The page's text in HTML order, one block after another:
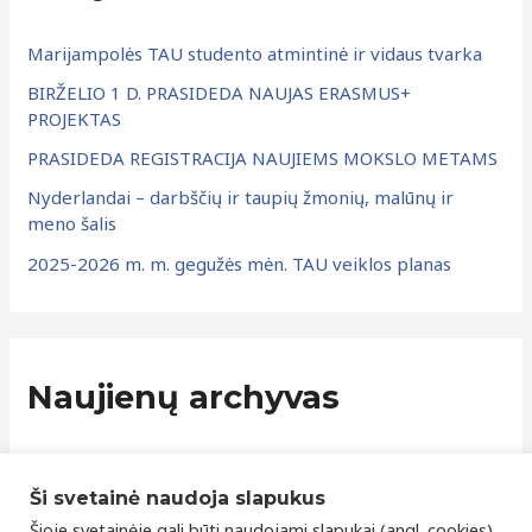
Marijampolės TAU studento atmintinė ir vidaus tvarka
BIRŽELIO 1 D. PRASIDEDA NAUJAS ERASMUS+
PROJEKTAS
PRASIDEDA REGISTRACIJA NAUJIEMS MOKSLO METAMS
Nyderlandai – darbščių ir taupių žmonių, malūnų ir
meno šalis
2025-2026 m. m. gegužės mėn. TAU veiklos planas
Naujienų archyvas
a
s
Ši svetainė naudoja slapukus